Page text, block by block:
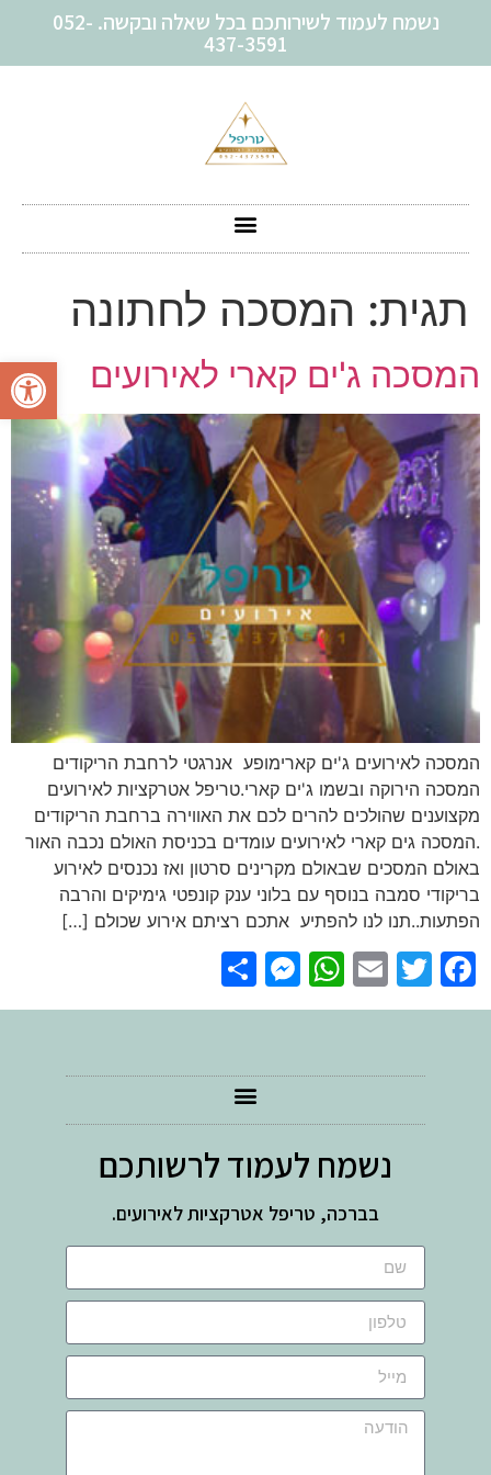
פתח
נשמח לעמוד לשירותכם בכל שאלה ובקשה. 052-
437-3591
תגית: המסכה לחתונה
המסכה ג'ים קארי לאירועים
המסכה לאירועים ג'ים קארימופע אנרגטי לרחבת הריקודים
המסכה הירוקה ובשמו ג'ים קארי.טריפל אטרקציות לאירועים
מקצוענים שהולכים להרים לכם את האווירה ברחבת הריקודים
.המסכה גים קארי לאירועים עומדים בכניסת האולם נכבה האור
באולם המסכים שבאולם מקרינים סרטון ואז נכנסים לאירוע
בריקודי סמבה בנוסף עם בלוני ענק קונפטי גימיקים והרבה
הפתעות..תנו לנו להפתיע אתכם רציתם אירוע שכולם […]
Facebook
Twitter
Email
WhatsApp
Messenger
נשמח לעמוד לרשותכם
בברכה, טריפל אטרקציות לאירועים.